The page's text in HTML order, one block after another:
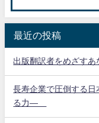
最近の投稿
出版翻訳者をめざすあ
長寿企業で圧倒する
る力―